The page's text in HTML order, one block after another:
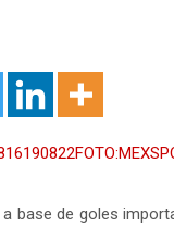
base de goles